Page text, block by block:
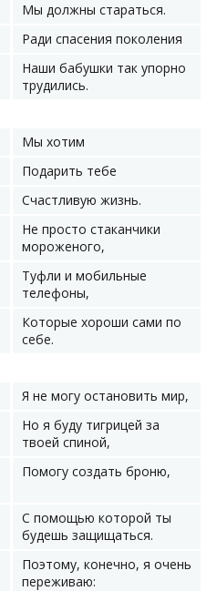
Мы должны стараться.
Ради спасения поколения
Наши бабушки так упорно
трудились.
Мы хотим
Подарить тебе
Счастливую жизнь.
Не просто стаканчики
мороженого,
Туфли и мобильные
телефоны,
Которые хороши сами по
себе.
Я не могу остановить мир,
Но я буду тигрицей за
твоей спиной,
Помогу создать броню,
С помощью которой ты
будешь защищаться.
Поэтому, конечно, я очень
переживаю: